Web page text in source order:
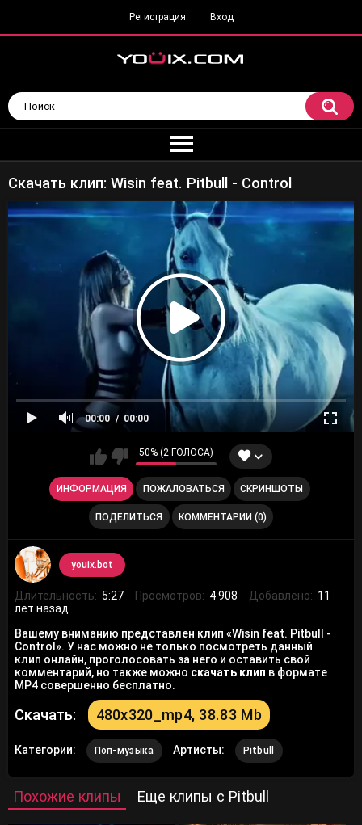
Регистрация Вход
Скачать клип: Wisin feat. Pitbull - Control
00:00 00:00
50% (2 ГОЛОСА)
ИНФОРМАЦИЯ ПОЖАЛОВАТЬСЯ СКРИНШОТЫ
ПОДЕЛИТЬСЯ КОММЕНТАРИИ (0)
youix.bot
Длительность: 5:27 Просмотров: 4 908 Добавлено: 11
лет назад
Вашему вниманию представлен клип «Wisin feat. Pitbull -
Control». У нас можно не только посмотреть данный
клип онлайн, проголосовать за него и оставить свой
комментарий, но также можно скачать клип в формате
MP4 совершенно бесплатно.
Скачать: 480x320_mp4, 38.83 Mb
Категории: Поп-музыка Артисты: Pitbull
Похожие клипы Еще клипы с Pitbull